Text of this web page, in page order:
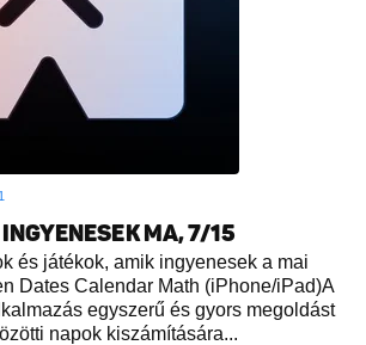
MA, 7/15
és játékok, amik ingyenesek a mai
Dates Calendar Math (iPhone/iPad)A
egyszerű és gyors megoldást
napok kiszámítására...